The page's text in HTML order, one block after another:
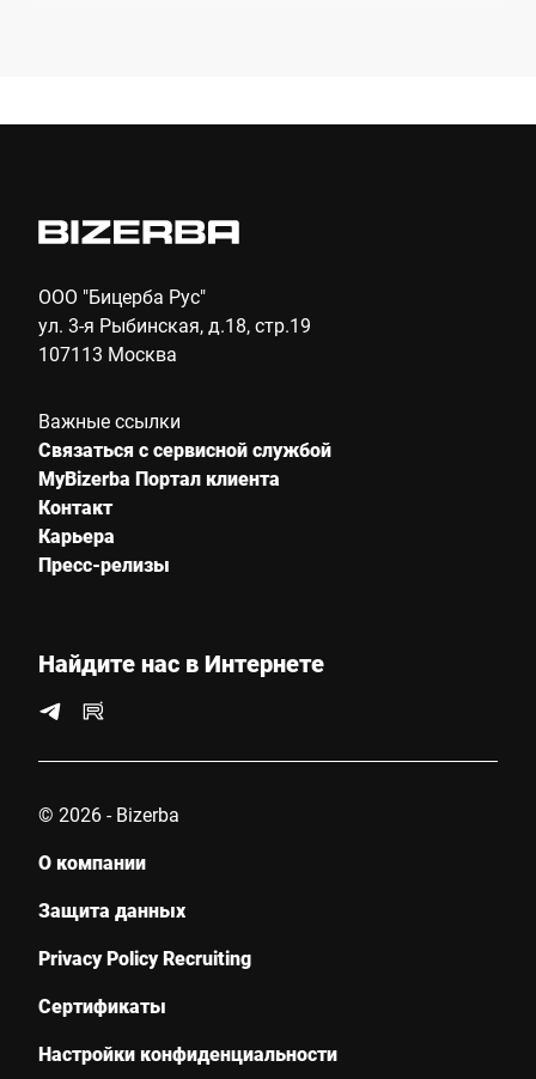
Почтовый индекс *
Город *
Ваше сообщение для нас *
Настоящим я подтверждаю, что согласен с использованием
Дополнительную информацию можно найти в
ООО "Бицерба Рус"
ул. 3-я Рыбинская, д.18, стр.19
107113 Москва
Важные ссылки
Связаться с сервисной службой
MyBizerba Портал клиента
Контакт
Карьера
Пресс-релизы
Найдите нас в Интернете
© 2026 - Bizerba
О компании
Защита данных
Privacy Policy Recruiting
Сертификаты
Настройки конфиденциальности